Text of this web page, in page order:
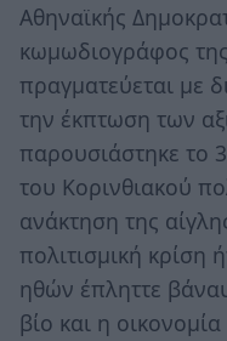
Αθηναϊκής
κωμωδιογράφος
πραγματεύεται με
την έκπτωση των
παρουσιάστηκε το
του Κορινθιακού
ανάκτηση της
πολιτισμική κρίση
ηθών έπληττε
βίο και η